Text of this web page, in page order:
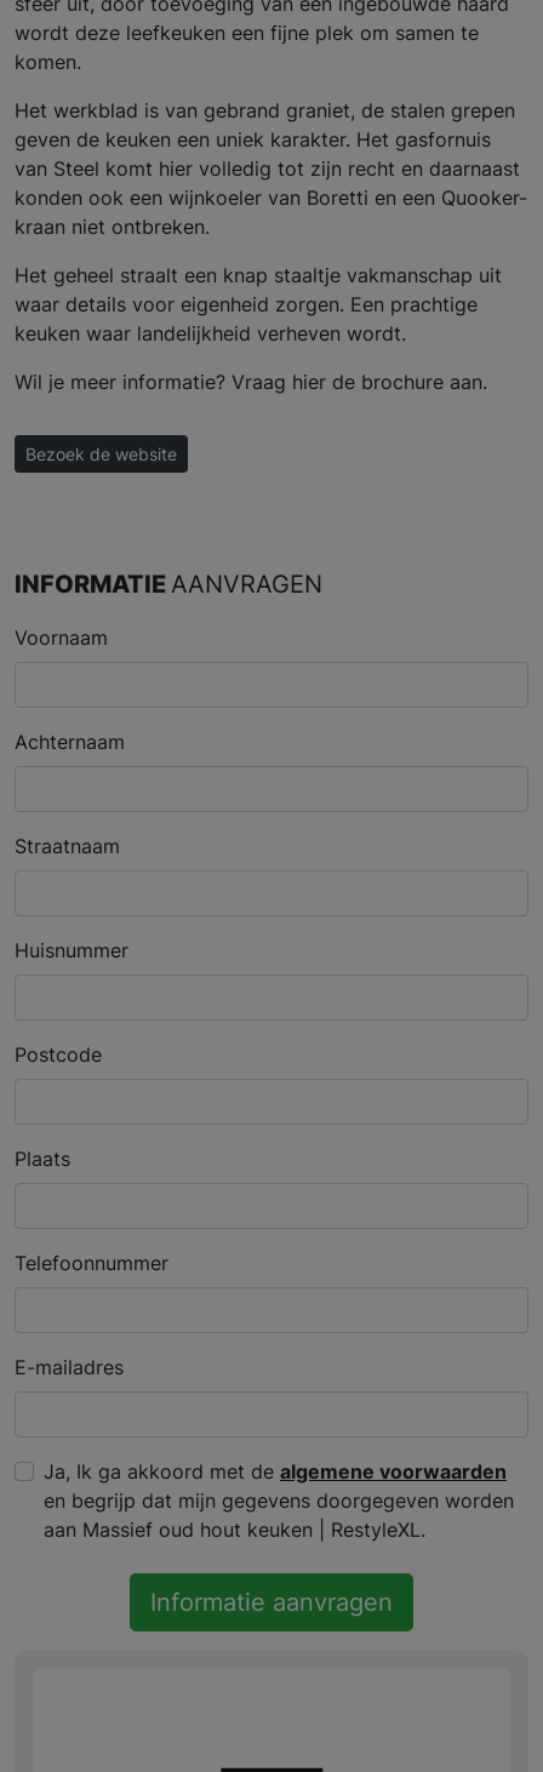
wordt deze leefkeuken een fijne plek om samen te
komen.
Het werkblad is van gebrand graniet, de stalen grepen
geven de keuken een uniek karakter. Het gasfornuis
van Steel komt hier volledig tot zijn recht en daarnaast
konden ook een wijnkoeler van Boretti en een Quooker-
kraan niet ontbreken.
Het geheel straalt een knap staaltje vakmanschap uit
waar details voor eigenheid zorgen. Een prachtige
keuken waar landelijkheid verheven wordt.
Wil je meer informatie? Vraag hier de brochure aan.
Bezoek de website
INFORMATIEAANVRAGEN
Voornaam
Achternaam
Straatnaam
Huisnummer
Postcode
Plaats
Telefoonnummer
E-mailadres
Ja, Ik ga akkoord met de algemene voorwaarden
en begrijp dat mijn gegevens doorgegeven worden
aan Massief oud hout keuken | RestyleXL.
Informatie aanvragen